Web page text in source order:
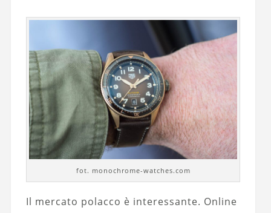
fot. monochrome-watches.com
Il mercato polacco è interessante. Online